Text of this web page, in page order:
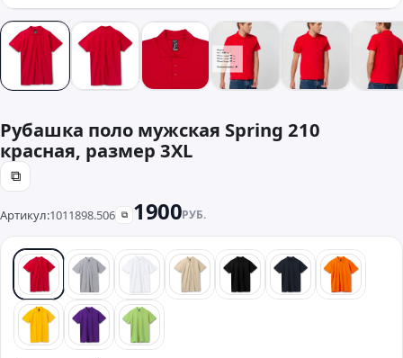
Рубашка поло мужская Spring 210
красная, размер 3XL
⧉
Артикул:1011898.506 ⧉ 1900РУБ.
красныйсерый белый бежевый черный синий
желтыйфиолетовый
зеленый